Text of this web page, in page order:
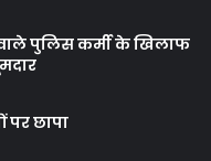
पुलिस कर्मी के खिलाफ
पर छापा